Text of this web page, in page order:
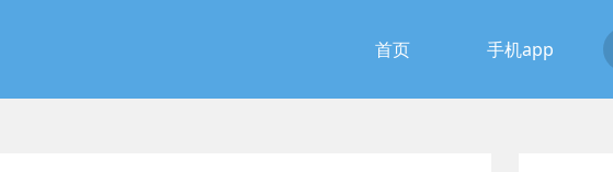
首页 手机app